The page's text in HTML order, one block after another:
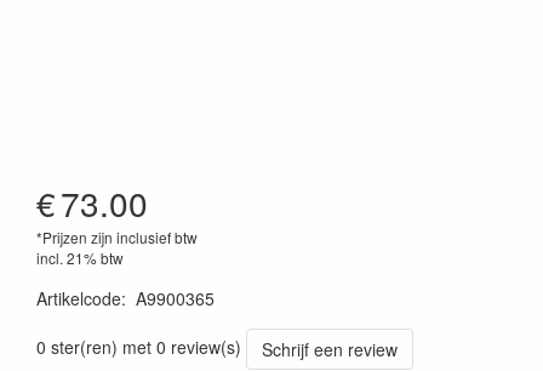
€73.00
*Prijzen zijn inclusief btw
incl. 21% btw
Artikelcode: A9900365
0 ster(ren) met 0 review(s)
Schrijf een review